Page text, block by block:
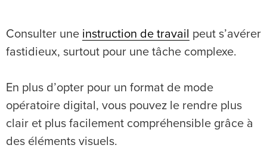
Consulter une instruction de travail
peut s’avérer
fastidieux, surtout pour une tâche complexe.
En plus d’opter pour un format de mode
opératoire digital, vous pouvez le rendre plus
clair et plus facilement compréhensible grâce à
des éléments visuels.